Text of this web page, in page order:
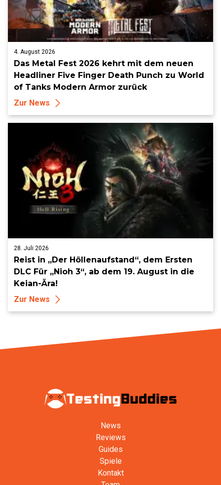
4. August 2026
Das Metal Fest 2026 kehrt mit dem neuen
Headliner Five Finger Death Punch zu World
of Tanks Modern Armor zurück
Zur News
28. Juli 2026
Reist in „Der Höllenaufstand“, dem Ersten
DLC Für „Nioh 3“, ab dem 19. August in die
Keian-Ära!
Zur News
News
Reviews
Guides
Spiele
Kontakt